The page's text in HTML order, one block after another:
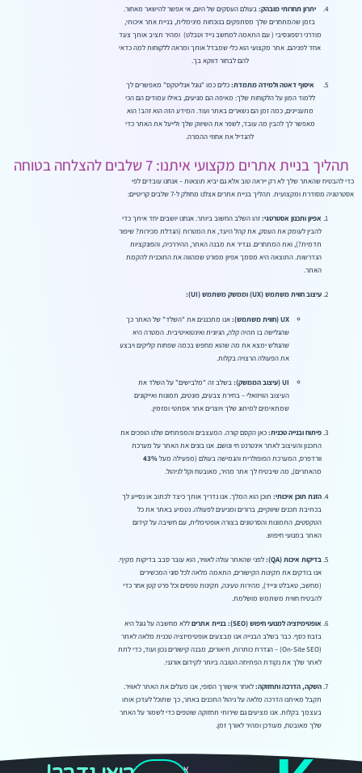
יתרון תחרותי מובהק:בעולם העסקים של היום, אי אפשר להישאר מאחור.
בזמן שהמתחרים שלך מסתפקים בנוכחות מינימלית, בניית אתר איכותי,
מודרני רספונסיבי ( עם התאמה למחשב נייד וטבלט) ומהיר תציב אותך צעד
אחד לפניהם. אתר מקצועי הוא כלי שמבדל אותך ומראה ללקוחות למה כדאי
להם לבחור דווקא בך.
איסוף דאטה ולמידה מתמדת:כלים כמו "גוגל אנליטקס" מאפשרים לך
ללמוד המון על הלקוחות שלך: מאיפה הם מגיעים, באילו עמודים הם הכי
מתעניינים, כמה זמן הם נשארים באתר ועוד. המידע הזה הוא זהב! הוא
מאפשר לך להבין מה עובד, לשפר את השיווק שלך ולייעל את האתר כדי
להגדיל את אחוזי ההמרה.
תהליך בניית אתרים מקצועי איתנו: 7 שלבים להצלחה בטוחה
כדי להבטיח שהאתר שלך לא רק ייראה טוב אלא גם יביא תוצאות – אנחנו עובדים לפי
אסטרטגיה מסודרת ומקצועית. תהליך בניית אתרים אצלנו מחולק ל-7 שלבים קריטיים:
אפיון ותכנון אסטרטגי:זהו השלב החשוב ביותר. אנחנו יושבים יחד איתך כדי
להבין לעומק את העסק, את קהל היעד, את המטרות (הגדלת מכירות? שיפור
תדמית?), ואת המתחרים. נגדיר את מבנה האתר, ההיררכיה, והפונקציות
הנדרשות. התוצאה היא מסמך אפיון מפורט שמהווה את התוכנית להקמת
האתר.
עיצוב חווית משתמש (UX) וממשק משתמש (UI):
UX (חווית משתמש):
אנו מתכננים את "השלד" של האתר כך
שהגלישה בו תהיה קלה, הגיונית ואינטואיטיבית. המטרה היא
שהגולש ימצא את מה שהוא מחפש בכמה שפחות קליקים ויבצע
את הפעולה הרצויה בקלות.
UI (עיצוב הממשק):
בשלב זה "מלבישים" על השלד את
העיצוב הוויזואלי – בחירת צבעים, פונטים, תמונות ואייקונים
שמתאימים למיתוג שלך ויוצרים אתר אסתטי ומזמין.
פיתוח ובנייה טכנית:כאן הקסם קורה. המעצבים והמפתחים שלנו הופכים את
התכנון והעיצוב לאתר אינטרנט חי ונושם. אנו בונים את האתר על מערכת
וורדפרס, המערכת הפופולרית והגמישה בעולם (מפעילה מעל43%
מהאתרים), מה שיבטיח לך אתר מהיר, מאובטח וקל לניהול.
הזנת תוכן איכותי: תוכן הוא המלך. אנו נדריך אותך כיצד לכתוב או נסייע לך
בכתיבת תכנים שיווקיים, ברורים ומניעים לפעולה. נטמיע באתר את כל
הטקסטים, התמונות והסרטונים בצורה אופטימלית, עם חשיבה על קידום
האתר במנועי חיפוש.
בדיקות איכות (QA):
לפני שהאתר עולה לאוויר, הוא עובר סבב בדיקות מקיף.
אנו בודקים את תקינות הקישורים, התאמה מלאה לכל סוגי המכשירים
(מחשב, טאבלט ונייד), מהירות טעינה, תקינות טפסים וכל פרט קטן אחר כדי
להבטיח חווית משתמש מושלמת.
אופטימיזציה למנועי חיפוש (SEO): בניית אתריםללא מחשבה על גוגל היא
בזבוז כסף. כבר בשלב הבנייה אנו מבצעים אופטימיזציה טכנית מלאה לאתר
(On-Site SEO) – הגדרת כותרות, תיאורים, מבנה קישורים נכון ועוד, כדי לתת
לאתר שלך את נקודת הפתיחה הטובה ביותר לקידום אורגני.
השקה, הדרכה ותחזוקה:לאחר אישורך הסופי, אנו מעלים את האתר לאוויר.
תקבל מאיתנו הדרכה מלאה על ניהול התכנים באתר, כך שתוכל לעדכן אותו
בעצמך בקלות. אנו מציעים גם שירותי תחזוקה שוטפים כדי לשמור על האתר
שלך מאובטח, מעודכן ומהיר לאורך זמן.
אנחנו